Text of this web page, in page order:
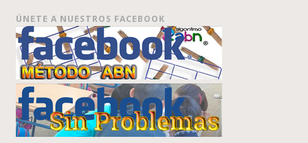
ÚNETE A NUESTROS FACEBOOK